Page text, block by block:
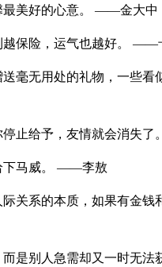
最美好的心意。 ——金大中
越保险，运气也越好。 ——
毫无用处的礼物，一些看
停止给予，友情就会消失
下马威。 ——李敖
关系的本质，如果有金钱
而是别人急需却又一时无